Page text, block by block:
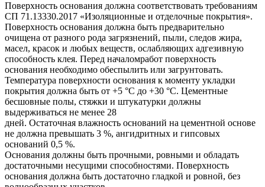
Поверхность основания должна соответствовать требованиям
СП 71.13330.2017 «Изоляционные и отделочные покрытия».
Поверхность основания должна быть предварительно
очищена от разного рода загрязнений, пыли, следов жира,
масел, красок и любых веществ, ослабляющих адгезивную
способность клея. Перед началомработ поверхность
основания необходимо обеспылить или загрунтовать.
Температура поверхности основания к моменту укладки
покрытия должна быть от +5 °С до +30 °С. Цементные
бесшовные полы, стяжки и штукатурки должны
выдерживаться не менее 28
дней. Остаточная влажность оснований на цементной основе
не должна превышать 3 %, ангидритных и гипсовых
оснований 0,5 %.
Основания должны быть прочными, ровными и обладать
достаточными несущими способностями. Поверхность
основания должна быть достаточно гладкой и ровной, без